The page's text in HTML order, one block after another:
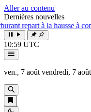
Aller au contenu
Dernières nouvelles
à la hausse à compter
10:59 UTC
ven., 7 août vendredi, 7